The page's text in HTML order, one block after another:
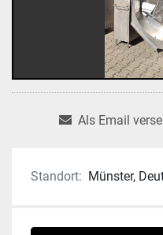
Als Email
Standort: Münster,